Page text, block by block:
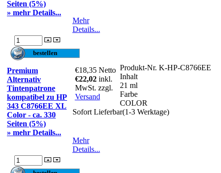
Seiten (5%)
» mehr Details...
Mehr
Details...
Premium
Alternativ
Tintenpatrone
kompatibel zu HP
343 C8766EE XL
Color - ca. 330
Seiten (5%)
» mehr Details...
€18,35 Netto
€22,02 inkl.
MwSt. zzgl.
Versand
Produkt-Nr. K-HP-C8766EE
Inhalt
21 ml
Farbe
COLOR
Sofort Lieferbar(1-3 Werktage)
Mehr
Details...